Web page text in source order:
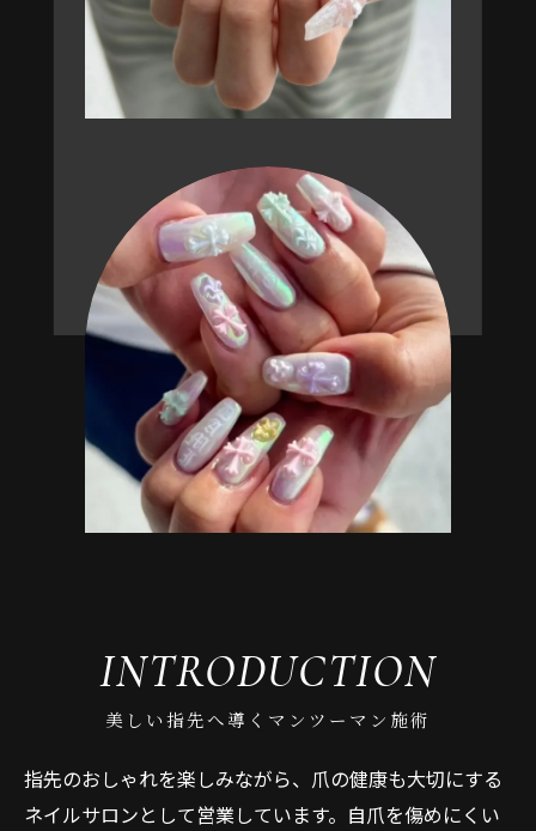
美しい指先へ導くマンツーマン施術
INTRODUCTION
指先のおしゃれを楽しみながら、爪の健康も大切にする
ネイルサロンとして営業しています。自爪を傷めにくい